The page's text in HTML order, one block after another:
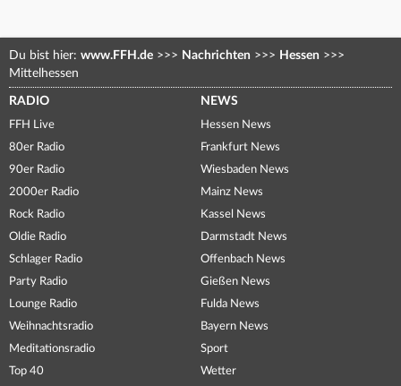
Du bist hier: www.FFH.de >>> Nachrichten >>> Hessen >>>
Mittelhessen
RADIO
FFH Live
80er Radio
90er Radio
2000er Radio
Rock Radio
Oldie Radio
Schlager Radio
Party Radio
Lounge Radio
Weihnachtsradio
Meditationsradio
Top 40
NEWS
Hessen News
Frankfurt News
Wiesbaden News
Mainz News
Kassel News
Darmstadt News
Offenbach News
Gießen News
Fulda News
Bayern News
Sport
Wetter